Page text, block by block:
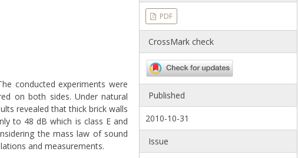
conducted experiments were
on both sides. Under natural
revealed that thick brick walls
to 48 dB which is class E and
the mass law of sound
and measurements.
PDF
CrossMark check
Published
2010-10-31
Issue